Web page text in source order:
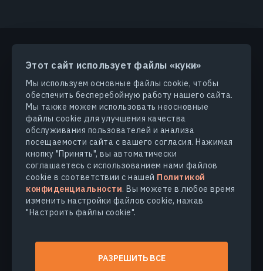
Этот сайт использует файлы «куки»
Мы используем основные файлы cookie, чтобы
обеспечить бесперебойную работу нашего сайта.
Мы также можем использовать неосновные
файлы cookie для улучшения качества
обслуживания пользователей и анализа
посещаемости сайта с вашего согласия. Нажимая
кнопку "Принять", вы автоматически
соглашаетесь с использованием нами файлов
cookie в соответствии с нашей Политикой
конфиденциальности. Вы можете в любое время
изменить настройки файлов cookie, нажав
"Настроить файлы cookie".
РАЗРЕШИТЬ ВСЕ
ПРОДУКТЫ И РЕШЕНИЯ
ОТРАСЛИ
КОМПАНИЯ
УЗНАТЬ БОЛЬШЕ
© 2026 EOS Data Analytics,Inc.
Политика конфиденциальности